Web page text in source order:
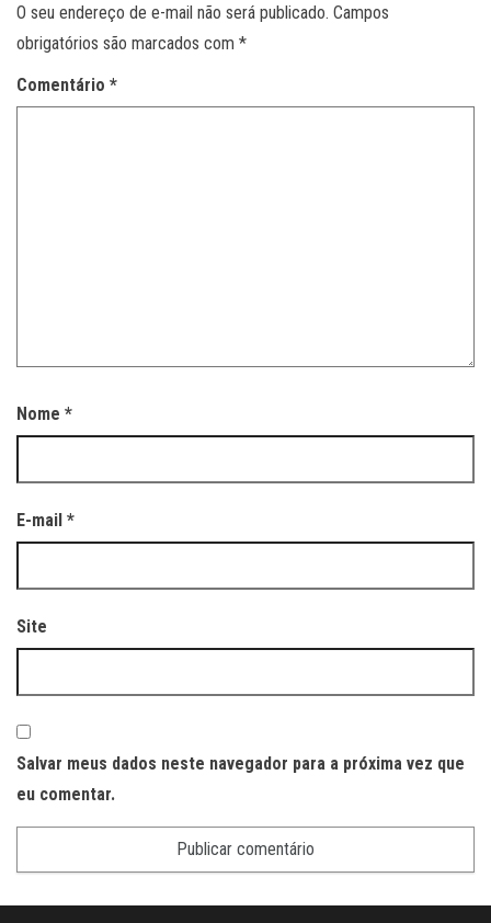
O seu endereço de e-mail não será publicado. Campos
obrigatórios são marcados com *
Comentário *
Nome *
E-mail *
Site
Salvar meus dados neste navegador para a próxima vez que
eu comentar.